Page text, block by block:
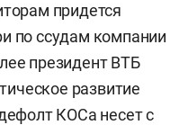
придется
по ссудам компании
президент ВТБ
развитие
КОСа несет с